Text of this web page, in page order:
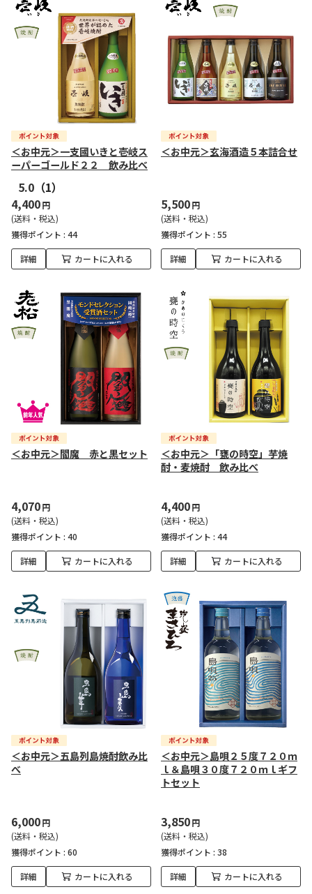
＜お中元＞一支國いきと壱岐ス
ーパーゴールド２２ 飲み比べ
5.0 （1）
4,400円
(送料・税込)
獲得ポイント : 44
詳細 カートに入れる
＜お中元＞玄海酒造５本詰合せ
5,500円
(送料・税込)
獲得ポイント : 55
詳細 カートに入れる
＜お中元＞閻魔 赤と黒セット
4,070円
(送料・税込)
獲得ポイント : 40
詳細 カートに入れる
＜お中元＞「甕の時空」芋焼
酎・麦焼酎 飲み比べ
4,400円
(送料・税込)
獲得ポイント : 44
詳細 カートに入れる
＜お中元＞五島列島焼酎飲み比
べ
6,000円
(送料・税込)
獲得ポイント : 60
詳細 カートに入れる
＜お中元＞島唄２５度７２０ｍ
ｌ＆島唄３０度７２０ｍｌギフ
トセット
3,850円
(送料・税込)
獲得ポイント : 38
詳細 カートに入れる